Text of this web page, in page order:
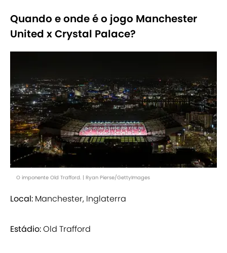
Quando e onde é o jogo Manchester
United x Crystal Palace?
O imponente Old Trafford. | Ryan Pierse/GettyImages
Local: Manchester, Inglaterra
Estádio:Old Trafford